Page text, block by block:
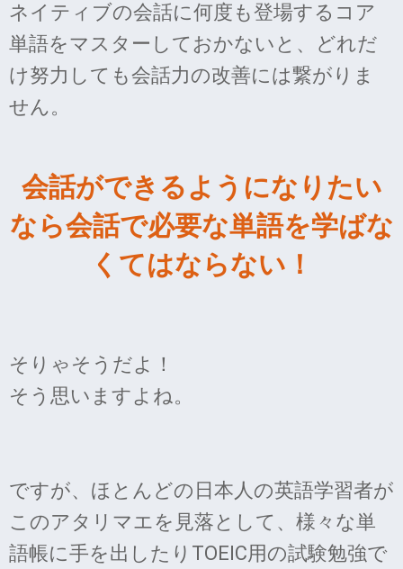
ネイティブの会話に何度も登場するコア
単語をマスターしておかないと、どれだ
け努力しても会話力の改善には繋がりま
せん。
会話ができるようになりたい
なら会話で必要な単語を学ばな
くてはならない！
そりゃそうだよ！
そう思いますよね。
ですが、ほとんどの日本人の英語学習者が
このアタリマエを見落として、様々な単
語帳に手を出したりTOEIC用の試験勉強で